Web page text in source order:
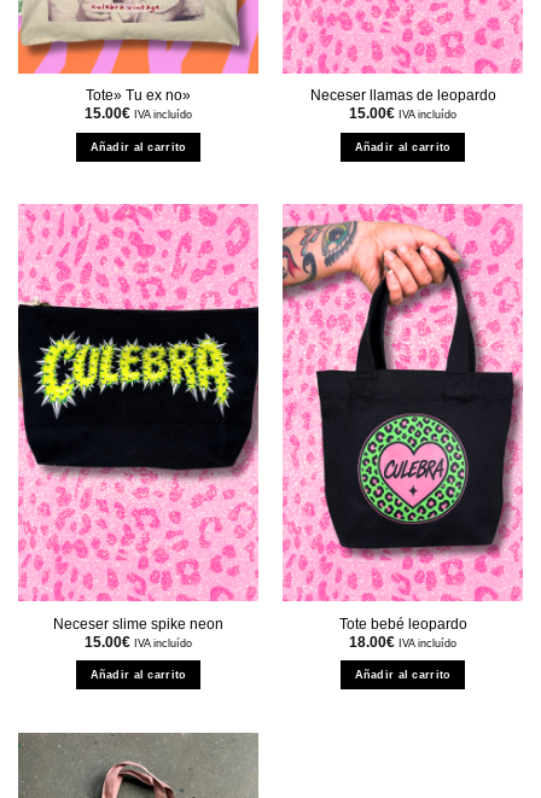
Tote» Tu ex no»
15.00€ IVA incluído
Añadir al carrito
Neceser llamas de leopardo
15.00€ IVA incluído
Añadir al carrito
Neceser slime spike neon
15.00€ IVA incluído
Añadir al carrito
Tote bebé leopardo
18.00€ IVA incluído
Añadir al carrito